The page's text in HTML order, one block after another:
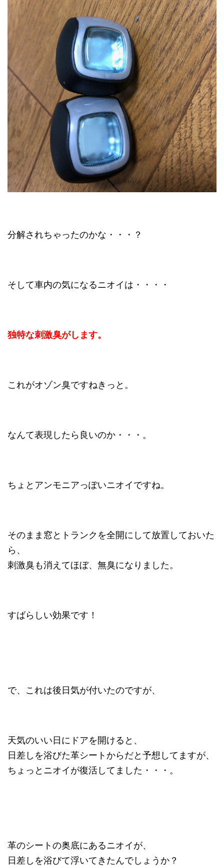
分解されちゃったのかな・・・？
そして車内の気になるニオイは・・・・
独特な刺激臭がします。
これがオゾン臭ですねきっと。
なんて表現したら良いのか・・・。
ちょとアンモニアっぽいニオイですね。
そのまま窓とトランクを全開にして放置しておいた
ら、
刺激臭も消えてほぼ、無臭になりました。
すばらしい効果です！
で、これは後日気が付いたのですが、
天気のいい日にドアを開けると、
日差しを浴びた革シートからだと予想してますが、
ちょっとニオイが復活してました・・・。
革のシートの奥底にあるニオイが、
日差しを浴びて浮いてきたんでしょうか？